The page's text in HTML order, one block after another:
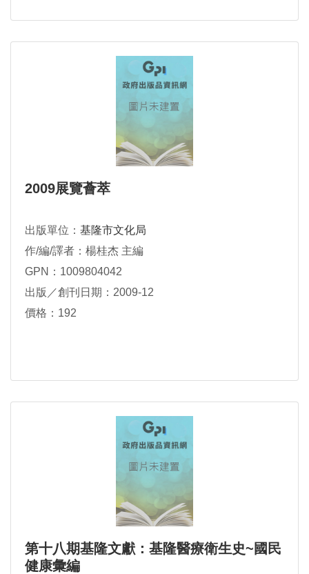
2009展覽薈萃
出版單位： 基隆市文化局
作/編/譯者：楊桂杰 主編
GPN：1009804042
出版／創刊日期：2009-12
價格：192
第十八期基隆文獻：基隆醫療衛生史~國民
健康彙編